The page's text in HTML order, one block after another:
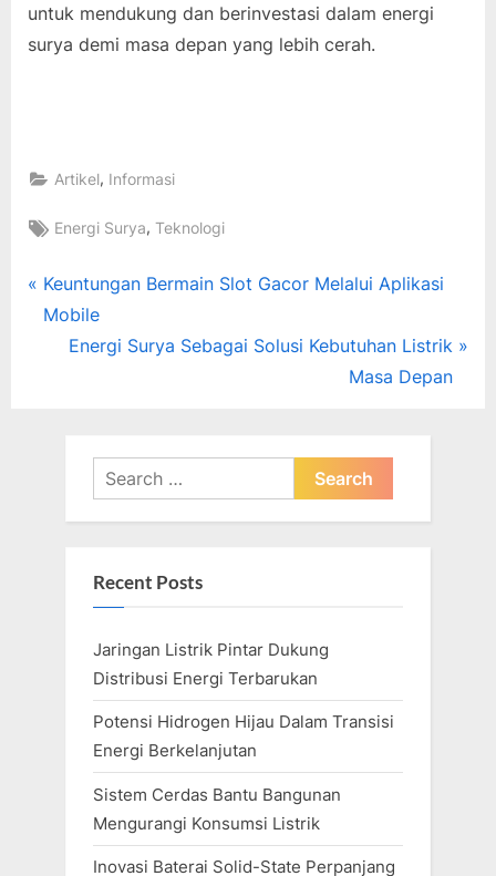
untuk mendukung dan berinvestasi dalam energi
surya demi masa depan yang lebih cerah.
Artikel, Informasi
Tags:
Energi Surya,Teknologi
Post
navigation
P
r
Keuntungan Bermain Slot Gacor Melalui Aplikasi
Mobile
N
Energi Surya Sebagai Solusi Kebutuhan Listrik
Masa Depan
Search
for:
Recent Posts
Jaringan Listrik Pintar Dukung
Distribusi Energi Terbarukan
Potensi Hidrogen Hijau Dalam Transisi
Energi Berkelanjutan
Sistem Cerdas Bantu Bangunan
Mengurangi Konsumsi Listrik
Inovasi Baterai Solid-State Perpanjang